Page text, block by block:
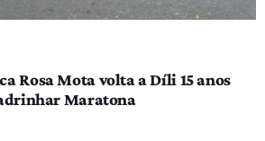
Rosa Mota volta a Díli 15 anos
Maratona